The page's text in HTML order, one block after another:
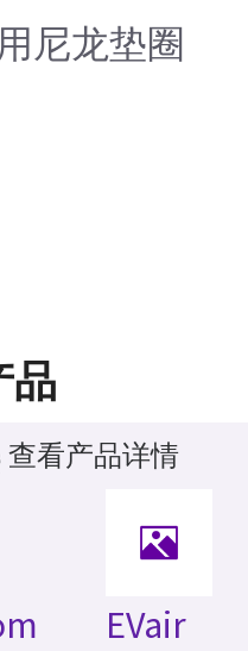
尼龙垫圈
品
查看产品详情
EVair